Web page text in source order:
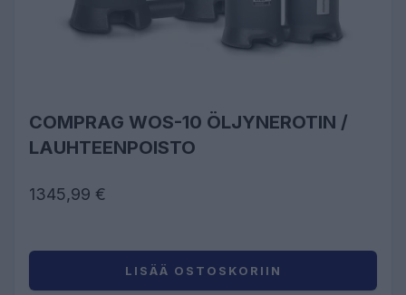
COMPRAG WOS-10 ÖLJYNEROTIN /
LAUHTEENPOISTO
1345,99 €
LISÄÄ OSTOSKORIIN